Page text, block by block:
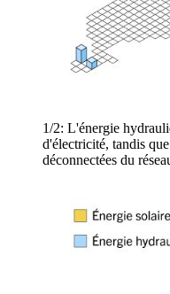
1/2: L'énergie
d'électricité, tandis
déconnectées du